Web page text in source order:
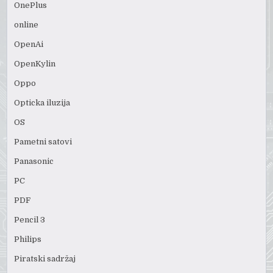
OnePlus
online
OpenAi
OpenKylin
Oppo
Opticka iluzija
OS
Pametni satovi
Panasonic
PC
PDF
Pencil 3
Philips
Piratski sadržaj